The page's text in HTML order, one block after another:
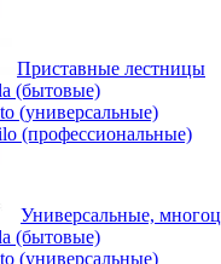
Приставные лестницы
(бытовые)
(универсальные)
(профессиональные)
Универсальные,
(бытовые)
(универсальные)